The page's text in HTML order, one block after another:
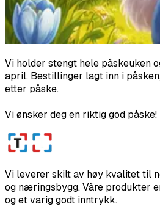
Vi holder stengt hele påskeuken
april. Bestillinger lagt inn i
etter påske.
Vi ønsker deg en riktig god påske!
Vi leverer skilt av høy kvalitet til
og næringsbygg. Våre produkter
og et varig godt inntrykk.